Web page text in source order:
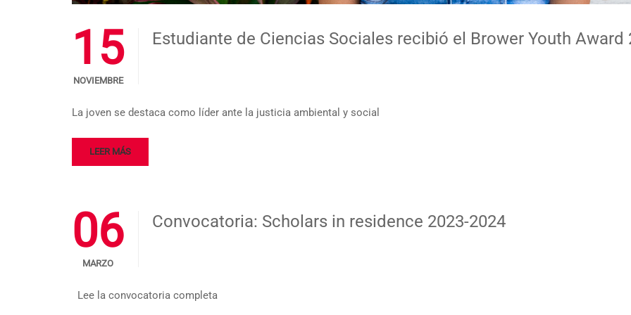
15
NOVIEMBRE
Estudiante de Ciencias Sociales recibió el Brower Youth
La joven se destaca como líder ante la justicia ambiental y social
LEER MÁS
06
MARZO
Convocatoria: Scholars in residence 2023-2024
Lee la convocatoria completa